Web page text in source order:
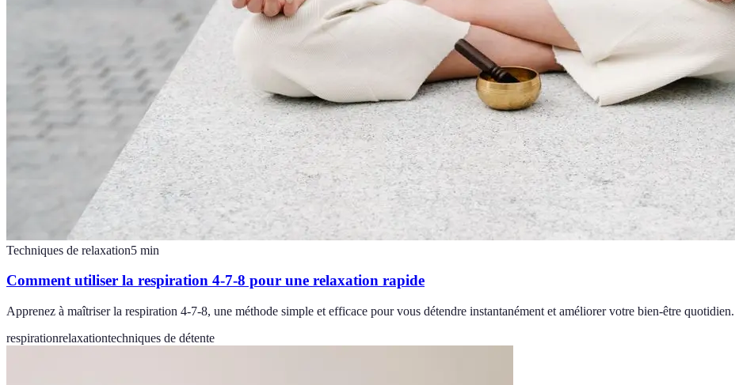
Techniques de relaxation5 min
Comment utiliser la respiration 4-7-8 pour une relaxation rapide
Apprenez à maîtriser la respiration 4-7-8, une méthode simple et efficace pour vous détendre instantanément et améliorer votre bien-être quotidien.
respirationrelaxationtechniques de détente